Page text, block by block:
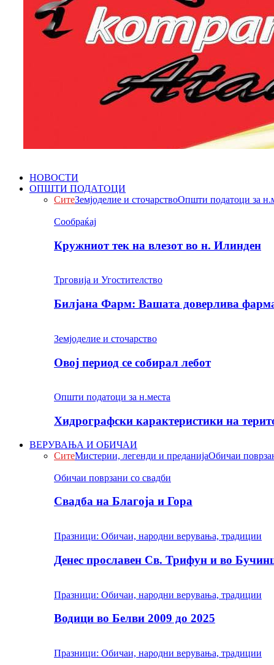
НОВОСТИ
ОПШТИ ПОДАТОЦИ
СитеЗемјоделие и сточарствоОпшти податоци за
Сообраќај
Кружниот тек на влезот во н. Илинден
Трговија и Угостителство
Билјана Фарм: Вашата доверлива фарма
Земјоделие и сточарство
Овој период се собирал лебот
Општи податоци за н.места
Хидрографски карактеристики на
ВЕРУВАЊА И ОБИЧАИ
СитеМистерии, легенди и преданијаОбичаи
Обичаи поврзани со свадби
Свадба на Благоја и Гора
Празници: Обичаи, народни верувања, традиции
Денес прославен Св. Трифун и во
Празници: Обичаи, народни верувања, традиции
Водици во Белви 2009 до 2025
Празници: Обичаи, народни верувања, традиции